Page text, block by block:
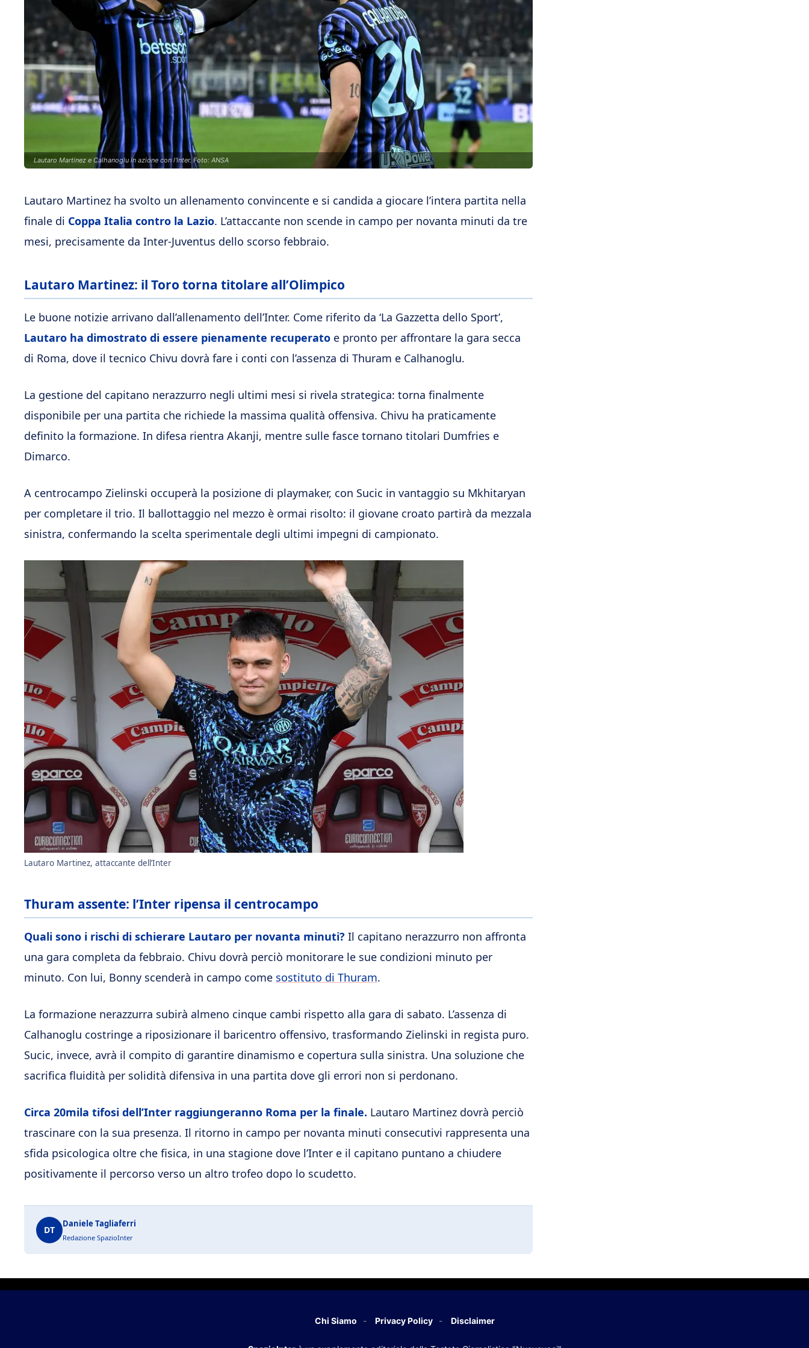
Lautaro Martinez e Calhanoglu in azione con l'Inter. Foto: ANSA
Lautaro Martinez ha svolto un allenamento convincente e si candida a giocare l’intera partita nella
finale di Coppa Italia contro la Lazio. L’attaccante non scende in campo per novanta minuti da tre
mesi, precisamente da Inter-Juventus dello scorso febbraio.
Lautaro Martinez: il Toro torna titolare all’Olimpico
Le buone notizie arrivano dall’allenamento dell’Inter. Come riferito da ‘La Gazzetta dello Sport’,
Lautaro ha dimostrato di essere pienamente recuperato e pronto per affrontare la gara secca
di Roma, dove il tecnico Chivu dovrà fare i conti con l’assenza di Thuram e Calhanoglu.
La gestione del capitano nerazzurro negli ultimi mesi si rivela strategica: torna finalmente
disponibile per una partita che richiede la massima qualità offensiva. Chivu ha praticamente
definito la formazione. In difesa rientra Akanji, mentre sulle fasce tornano titolari Dumfries e
Dimarco.
A centrocampo Zielinski occuperà la posizione di playmaker, con Sucic in vantaggio su Mkhitaryan
per completare il trio. Il ballottaggio nel mezzo è ormai risolto: il giovane croato partirà da mezzala
sinistra, confermando la scelta sperimentale degli ultimi impegni di campionato.
Lautaro Martinez, attaccante dell’Inter
Thuram assente: l’Inter ripensa il centrocampo
Quali sono i rischi di schierare Lautaro per novanta minuti? Il capitano nerazzurro non affronta
una gara completa da febbraio. Chivu dovrà perciò monitorare le sue condizioni minuto per
minuto. Con lui, Bonny scenderà in campo come sostituto di Thuram.
La formazione nerazzurra subirà almeno cinque cambi rispetto alla gara di sabato. L’assenza di
Calhanoglu costringe a riposizionare il baricentro offensivo, trasformando Zielinski in regista puro.
Sucic, invece, avrà il compito di garantire dinamismo e copertura sulla sinistra. Una soluzione che
sacrifica fluidità per solidità difensiva in una partita dove gli errori non si perdonano.
Circa 20mila tifosi dell’Inter raggiungeranno Roma per la finale. Lautaro Martinez dovrà perciò
trascinare con la sua presenza. Il ritorno in campo per novanta minuti consecutivi rappresenta una
sfida psicologica oltre che fisica, in una stagione dove l’Inter e il capitano puntano a chiudere
positivamente il percorso verso un altro trofeo dopo lo scudetto.
DT
Daniele Tagliaferri
Redazione SpazioInter
Chi Siamo Privacy Policy Disclaimer